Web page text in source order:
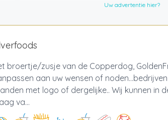
Uw advertentie hier?
broertje/zusje van de Copperdog,
aan uw wensen of
met logo of dergelijke.. Wij kunnen in
va...